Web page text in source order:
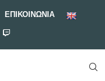
ΕΠΙΚΟΙΝΩΝΙΑ